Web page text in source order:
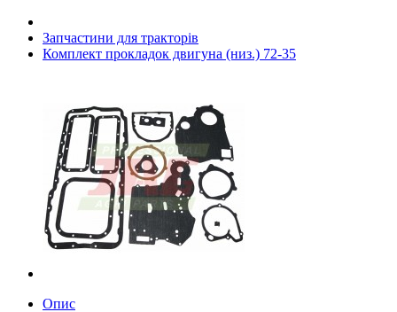
Запчастини для тракторів
Комплект прокладок двигуна (низ.) 72-35
Опис